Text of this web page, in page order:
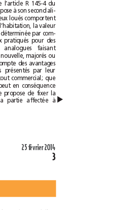
▲
“Considérant […] que l’article R 145-4 du
code de commerce dispose à son second ali-
néa que lorsque les lieux loués comportent
une partie affectée à l’habitation, la valeur
locative de celle-ci est déterminée par com-
paraison avec les prix pratiqués pour des
locaux d’habitation analogues faisant
l’objet d‘une location nouvelle, majorés ou
minorés, pour tenir compte des avantages
ou des inconvénients présentés par leur
intégration dans un tout commercial; que
C. [preneur] ne peut en conséquence
être suivie quand elle propose de fixer la
valeur locative de la partie affectée à
25février 2014
3